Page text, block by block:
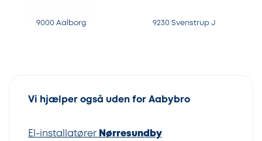
9000 Aalborg 9230 Svenstrup J
Vi hjælper også uden for Aabybro
El-installatører Nørresundby